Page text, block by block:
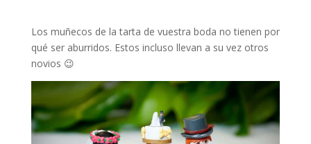
Los muñecos de la tarta de vuestra boda no tienen por
qué ser aburridos. Estos incluso llevan a su vez otros
novios 😉